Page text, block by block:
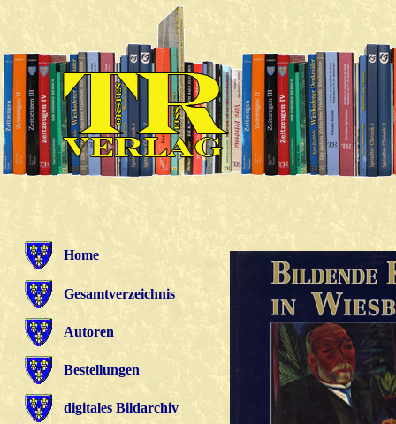
Home
Gesamtverzeichnis
Autoren
Bestellungen
digitales Bildarchiv